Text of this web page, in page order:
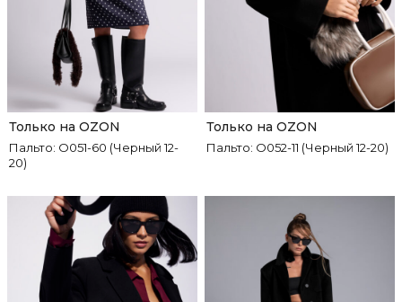
Пальто: О051-60 (Черный 12-
20)
Только на OZON
Пальто: О052-11 (Черный 12-20)
Только на OZON